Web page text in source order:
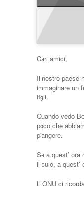
Cari amici,
Il nostro paese
immaginare un
figli.
Quando vedo
poco che
piangere.
Se a quest’ ora
il culo, a quest’
L’ ONU ci